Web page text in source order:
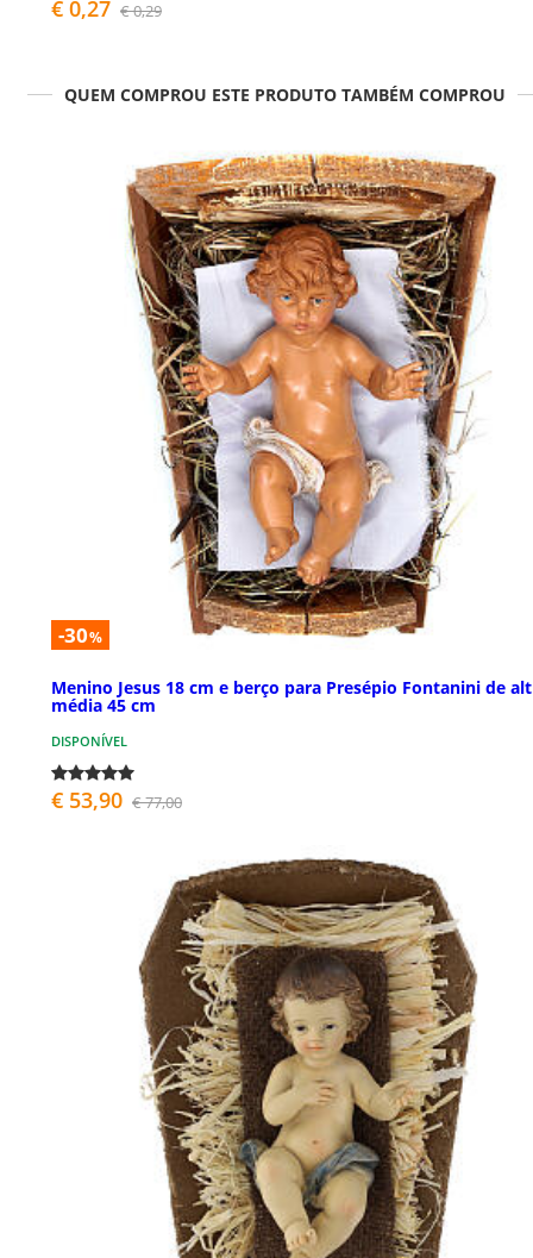
€ 0,27 € 0,29
QUEM COMPROU ESTE PRODUTO TAMBÉM COMPROU
-30%
Menino Jesus 18 cm e berço para Presépio Fontanini de
média 45 cm
DISPONÍVEL
€ 53,90 € 77,00